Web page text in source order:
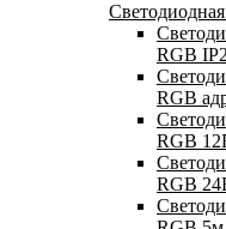
RGB
RGB
RGB
RGB